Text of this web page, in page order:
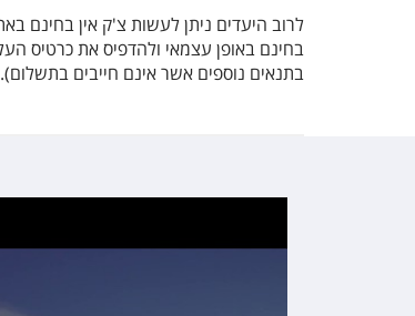
בתנאים נוספים אשר אינם חייבים בתשלום).